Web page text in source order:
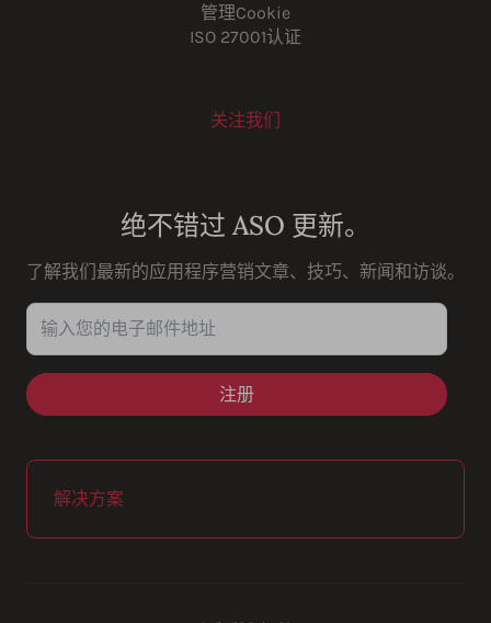
管理Cookie
ISO 27001认证
关注我们
绝不错过 ASO 更新。
了解我们最新的应用程序营销文章、技巧、新闻和访谈。
输入您的电子邮件地址
解决方案